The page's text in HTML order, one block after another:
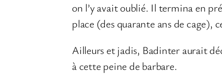
on l’y avait oublié. Il termina en
place (des quarante ans de cage),
Ailleurs et jadis, Badinter aurait
à cette peine de barbare.